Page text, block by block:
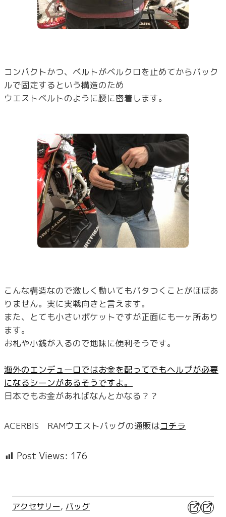
コンパクトかつ、ベルトがベルクロを止めてからバック
ルで固定するという構造のため
ウエストベルトのように腰に密着します。
こんな構造なので激しく動いてもバタつくことがほぼあ
りません。実に実戦向きと言えます。
また、とても小さいポケットですが正面にも一ヶ所あり
ます。
お札や小銭が入るので地味に便利そうです。
海外のエンデューロではお金を配ってでもヘルプが必要
になるシーンがあるそうですよ。
日本でもお金があればなんとかなる？？
ACERBIS RAMウエストバッグの通販はコチラ
Post Views: 176
アクセサリー, バッグ X